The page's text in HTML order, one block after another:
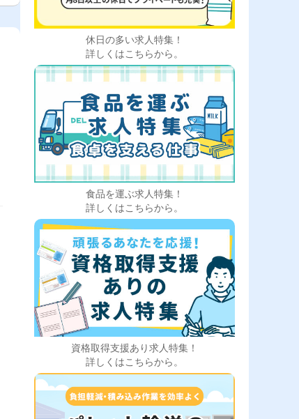
休日の多い求人特集！
詳しくはこちらから。
食品を運ぶ求人特集！
詳しくはこちらから。
資格取得支援あり求人特集！
詳しくはこちらから。